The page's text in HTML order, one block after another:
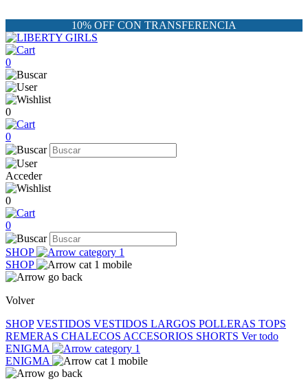
10% OFF CON TRANSFERENCIA
0
0
0
Acceder
0
0
SHOP
SHOP
Volver
SHOP VESTIDOS VESTIDOS LARGOS POLLERAS TOPS
REMERAS CHALECOS ACCESORIOS SHORTS Ver todo
ENIGMA
ENIGMA